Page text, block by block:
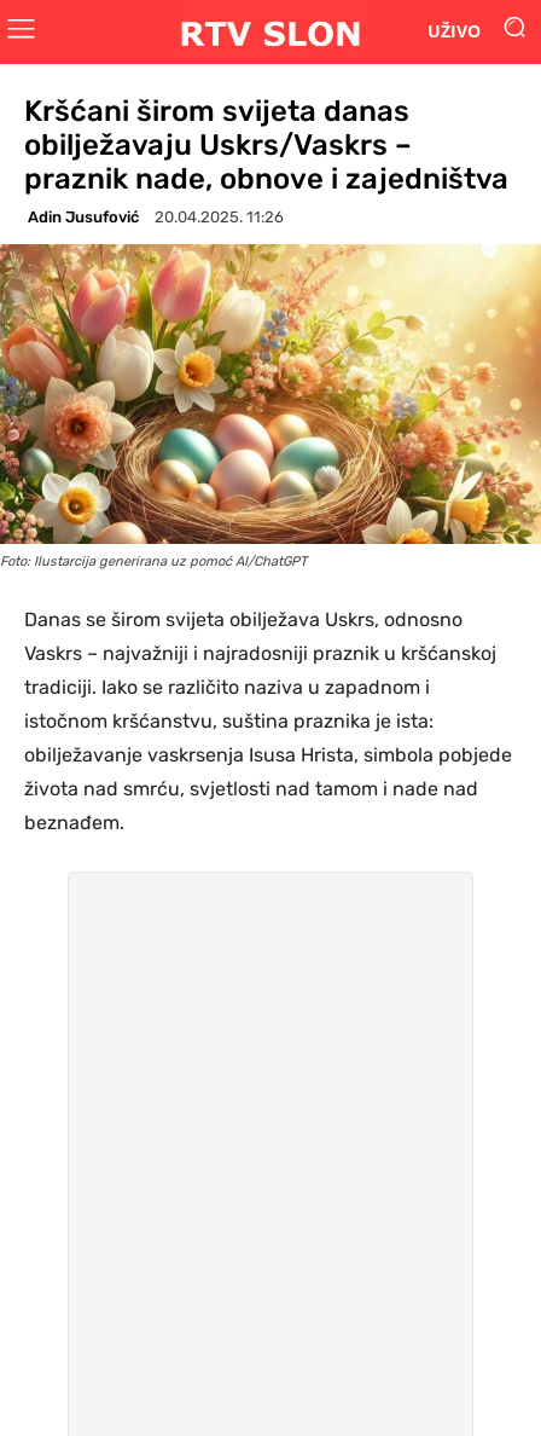
UŽIVO
Kršćani širom svijeta danas
obilježavaju Uskrs/Vaskrs –
praznik nade, obnove i zajedništva
Adin Jusufović 20.04.2025. 11:26
Foto: Ilustarcija generirana uz pomoć AI/ChatGPT
Danas se širom svijeta obilježava Uskrs, odnosno
Vaskrs – najvažniji i najradosniji praznik u kršćanskoj
tradiciji. Iako se različito naziva u zapadnom i
istočnom kršćanstvu, suština praznika je ista:
obilježavanje vaskrsenja Isusa Hrista, simbola pobjede
života nad smrću, svjetlosti nad tamom i nade nad
beznađem.